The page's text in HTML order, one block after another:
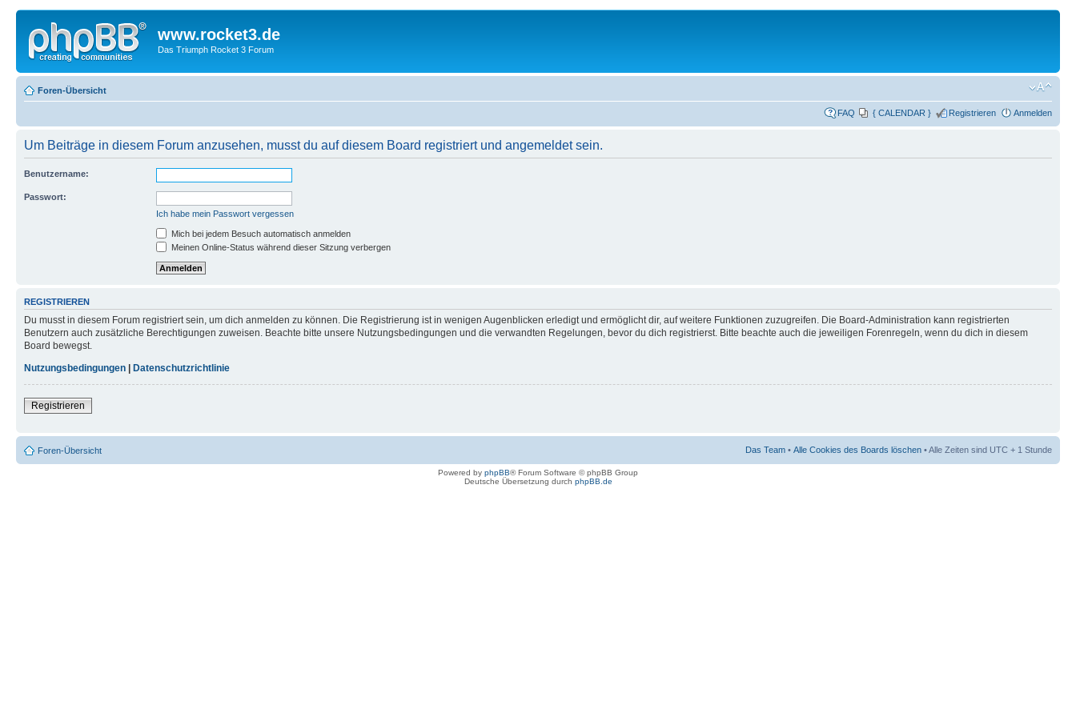
www.rocket3.de
Das Triumph Rocket 3 Forum
Foren-Übersicht
FAQ { CALENDAR } Registrieren Anmelden
Um Beiträge in diesem Forum anzusehen, musst du auf diesem Board registriert und angemeldet sein.
Benutzername:
Passwort:
Ich habe mein Passwort vergessen
Mich bei jedem Besuch automatisch anmelden
Meinen Online-Status während dieser Sitzung verbergen
REGISTRIEREN
Du musst in diesem Forum registriert sein, um dich anmelden zu können. Die Registrierung ist in wenigen Augenblicken erledigt und ermöglicht dir, auf weitere Funktionen zuzugreifen. Die Board-Administration kann registrierten
Benutzern auch zusätzliche Berechtigungen zuweisen. Beachte bitte unsere Nutzungsbedingungen und die verwandten Regelungen, bevor du dich registrierst. Bitte beachte auch die jeweiligen Forenregeln, wenn du dich in diesem
Board bewegst.
Nutzungsbedingungen
Datenschutzrichtlinie
Registrieren
Foren-Übersicht Das Team • Alle Cookies des Boards löschen • Alle Zeiten sind UTC + 1 Stunde
Powered by phpBB® Forum Software © phpBB Group
Deutsche Übersetzung durch phpBB.de